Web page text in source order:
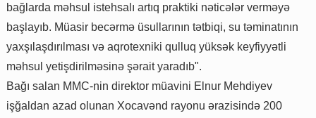
bağlarda məhsul istehsalı artıq praktiki nəticələr verməyə
başlayıb. Müasir becərmə üsullarının tətbiqi, su təminatının
yaxşılaşdırılması və aqrotexniki qulluq yüksək keyfiyyətli
məhsul yetişdirilməsinə şərait yaradıb".
Bağı salan MMC-nin direktor müavini Elnur Mehdiyev
işğaldan azad olunan Xocavənd rayonu ərazisində 200